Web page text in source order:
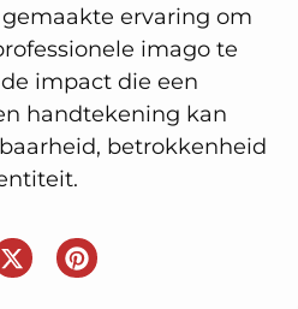
ervaring om
imago te
impact die een
handtekening kan
betrokkenheid